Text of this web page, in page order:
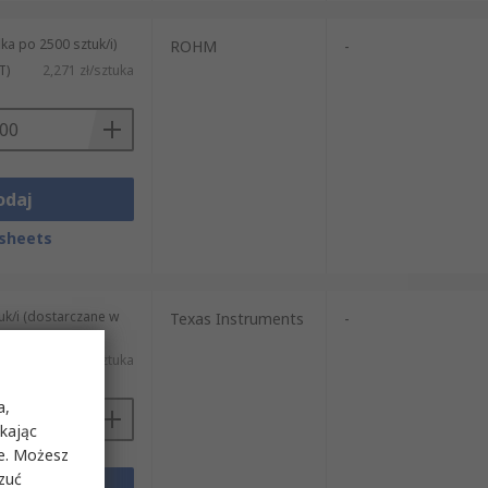
po 2500 sztuk/i)
2,271 zł/sztuka
ROHM -
i (dostarczane w
25,418 zł/sztuka
Texas Instruments -
Możesz